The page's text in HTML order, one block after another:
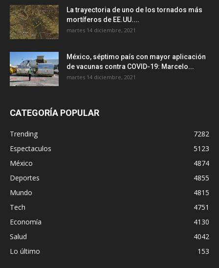
La trayectoria de uno de los tornados más
mortíferos de EE.UU....
martes 14 diciembre, 2021
México, séptimo país con mayor aplicación
de vacunas contra COVID-19: Marcelo...
martes 14 diciembre, 2021
CATEGORÍA POPULAR
Trending
7282
Espectaculos
5123
México
4874
Deportes
4855
Mundo
4815
Tech
4751
Economía
4130
Salud
4042
Lo último
153